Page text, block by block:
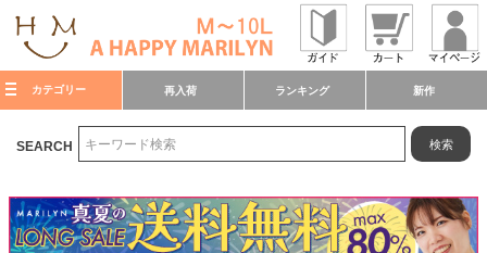
カテゴリー 再入荷 ランキング 新作
SEARCH 検索